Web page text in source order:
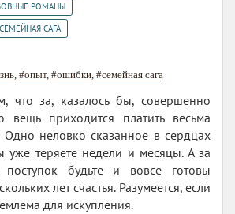
РОМАНЫ
САГА
, #опыт, #ошибки, #семейная сага
что за, казалось бы, совершенно
вещь приходится платить весьма
неловко сказанное в сердцах
уже теряете недели и месяцы. А за
поступок будьте и вовсе готовы
лет счастья. Разумеется, если
для искупления.